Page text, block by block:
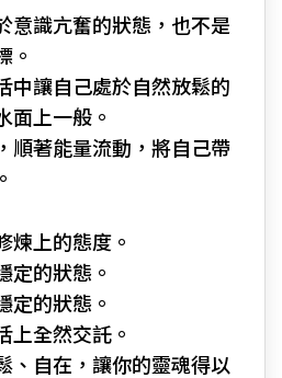
意識亢奮的狀態，也不是
。
中讓自己處於自然放鬆的
面上一般。
順著能量流動，將自己帶
煉上的態度。
定的狀態。
定的狀態。
上全然交託。
、自在，讓你的靈魂得以